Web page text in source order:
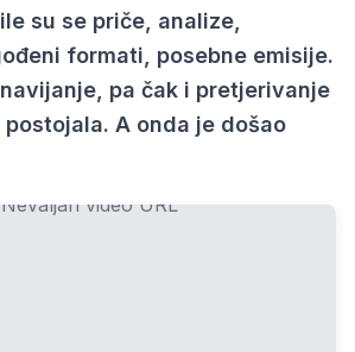
su se priče, analize,
formati, posebne emisije.
pa čak i pretjerivanje
A onda je došao
Nevaljan video URL